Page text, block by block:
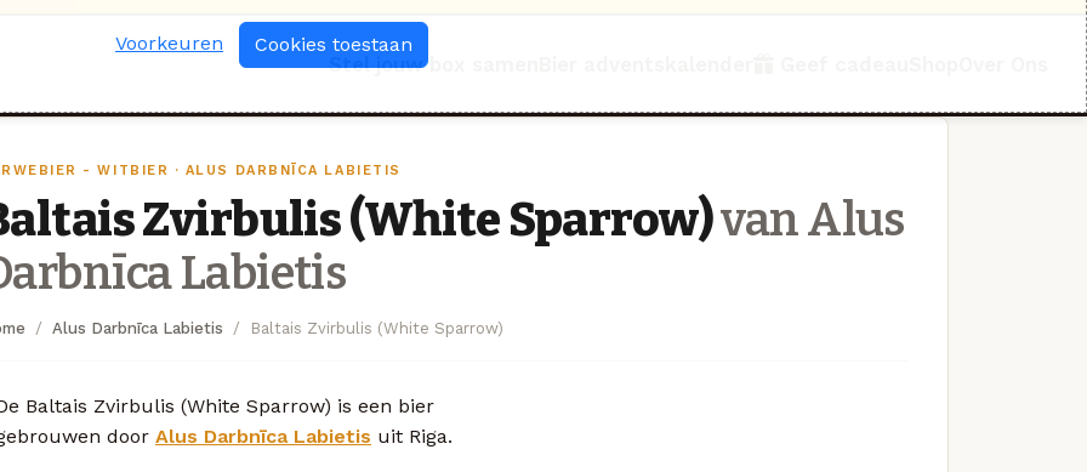
Stel jouw box samen
- WITBIER · ALUS DARBNĪCA LABIETIS
Zvirbulis (White Sparrow)van Alus
Labietis
Alus Darbnīca Labietis Baltais Zvirbulis (White Sparrow)
Baltais Zvirbulis (White Sparrow) is een bier
door Alus Darbnīca Labietis uit Riga.
Voorkeuren Cookies toestaan